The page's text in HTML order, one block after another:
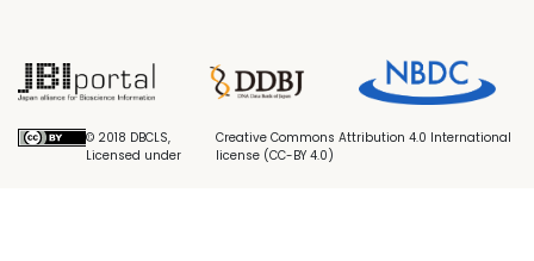
© 2018 DBCLS,
Licensed under
Creative Commons Attribution 4.0 International
license (CC-BY 4.0)